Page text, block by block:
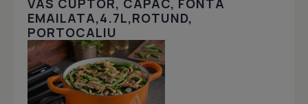
VAS CUPTOR, CAPAC, FONTA
EMAILATA,4.7L,ROTUND,
PORTOCALIU